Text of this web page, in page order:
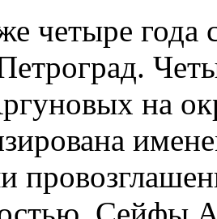
четыре года
на